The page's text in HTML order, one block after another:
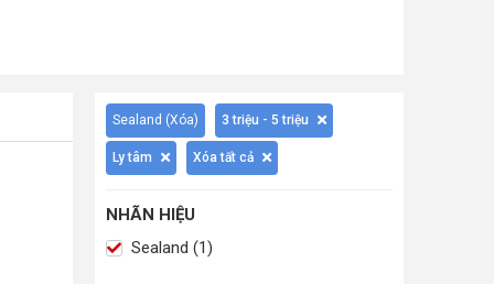
Sealand (Xóa) 3 triệu - 5 triệu
Ly tâm Xóa tất cả
NHÃN HIỆU
Sealand (1)